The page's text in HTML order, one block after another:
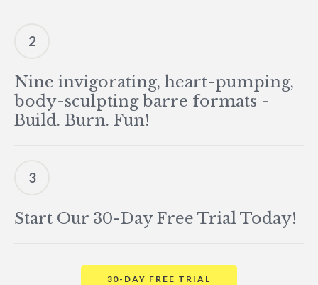
2
Nine invigorating, heart-pumping,
body-sculpting barre formats -
Build. Burn. Fun!
3
Start Our 30-Day Free Trial Today!
30-DAY FREE TRIAL